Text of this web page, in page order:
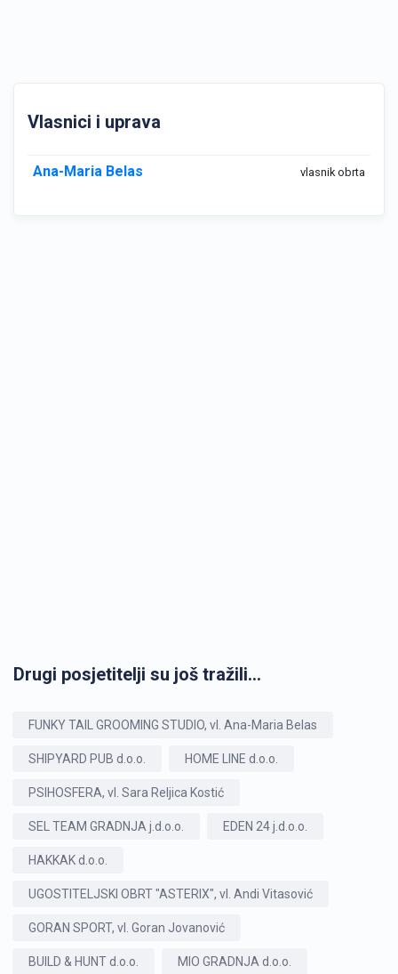
Vlasnici i uprava
Ana-Maria Belas vlasnik obrta
Drugi posjetitelji su još tražili...
FUNKY TAIL GROOMING STUDIO, vl. Ana-Maria Belas
SHIPYARD PUB d.o.o. HOME LINE d.o.o.
PSIHOSFERA, vl. Sara Reljica Kostić
SEL TEAM GRADNJA j.d.o.o. EDEN 24 j.d.o.o.
HAKKAK d.o.o.
UGOSTITELJSKI OBRT "ASTERIX", vl. Andi Vitasović
GORAN SPORT, vl. Goran Jovanović
BUILD & HUNT d.o.o. MIO GRADNJA d.o.o.